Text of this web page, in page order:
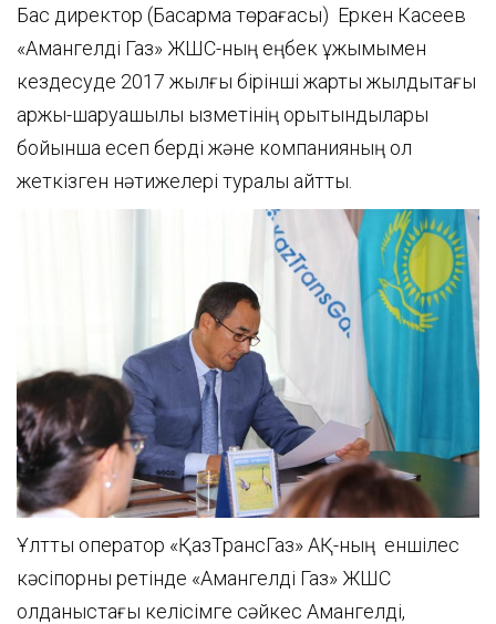
Бас директор (Басқарма төрағасы) Еркен Касеев
«Амангелді Газ» ЖШС-ның еңбек ұжымымен
кездесуде 2017 жылғы бірінші жарты жылдықтағы
қаржы-шаруашылық қызметінің қорытындылары
бойынша есеп берді және компанияның қол
жеткізген нәтижелері туралы айтты.
Ұлттық оператор «ҚазТрансГаз» АҚ-ның еншілес
кәсіпорны ретінде «Амангелді Газ» ЖШС
қолданыстағы келісімге сәйкес Амангелді,